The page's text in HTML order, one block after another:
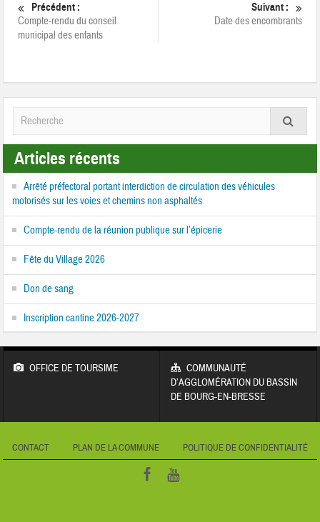
Précédent :
Compte-rendu du conseil
municipal des enfants
Suivant :
Date des encombrants
Articles récents
Arrêté préfectoral portant interdiction de circulation des véhicules
motorisés sur les voies et chemins non asphaltés
Compte-rendu de la réunion publique sur l’épicerie
Fête du Village 2026
Don de sang
Inscription cantine 2026-2027
OFFICE DE TOURSIME
COMMUNAUTÉ
D’AGGLOMÉRATION DU BASSIN
DE BOURG-EN-BRESSE
CONTACT PLAN DE LA COMMUNE POLITIQUE DE CONFIDENTIALITÉ